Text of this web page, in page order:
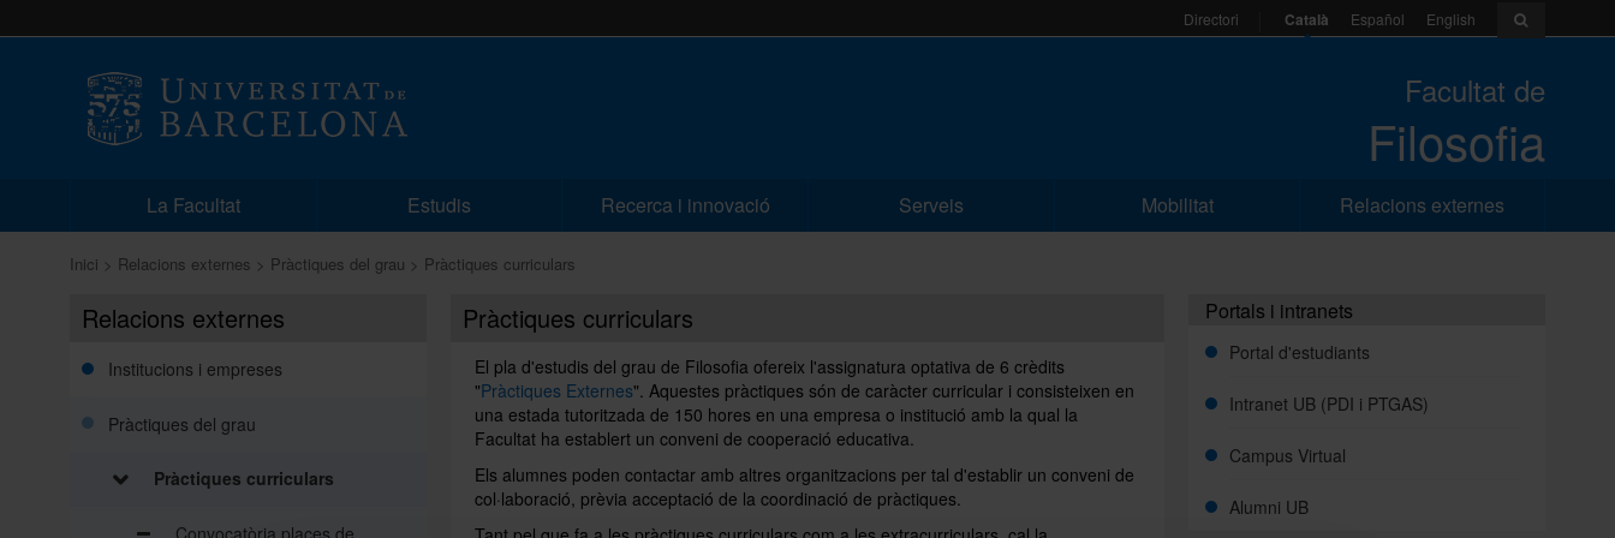
Directori Català Español English
Facultat de
Filosofia
La Facultat Estudis Recerca i innovació Serveis Mobilitat Relacions externes
Inici Relacions externes Pràctiques del grau Pràctiques curriculars
Relacions externes
Institucions i empreses
Pràctiques del grau
Pràctiques curriculars
Convocatòria places de
Pràctiques curriculars
El pla d'estudis del grau de Filosofia ofereix l'assignatura optativa de 6 crèdits
"Pràctiques Externes". Aquestes pràctiques són de caràcter curricular i consisteixen en
una estada tutoritzada de 150 hores en una empresa o institució amb la qual la
Facultat ha establert un conveni de cooperació educativa.
Els alumnes poden contactar amb altres organitzacions per tal d'establir un conveni de
col·laboració, prèvia acceptació de la coordinació de pràctiques.
Portals i intranets
Portal d'estudiants
Intranet UB (PDI i PTGAS)
Campus Virtual
Alumni UB